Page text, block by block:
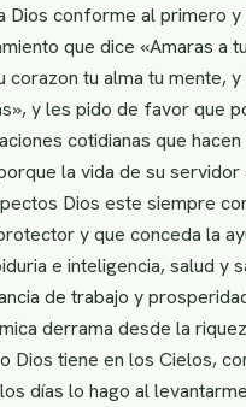
Dios conforme al primero
que dice «Amaras a
corazon tu alma tu mente,
y les pido de favor que
cotidianas que
la vida de su servidor
Dios este siempre
y que conceda la
e inteligencia, salud y
de trabajo y
derrama desde la
Dios tiene en los Cielos,
días lo hago al